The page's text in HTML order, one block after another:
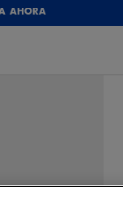
AHORA